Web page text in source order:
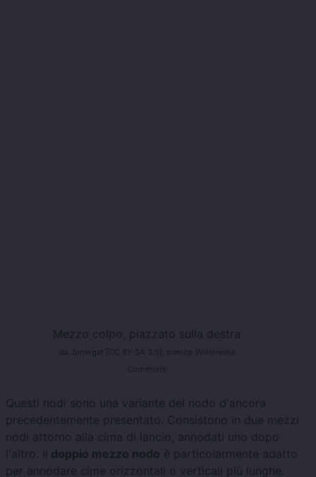
Mezzo colpo, piazzato sulla destra
da Jomegat [CC BY-SA 3.0], tramite Wikimedia
Commons
Questi nodi sono una variante del nodo d'ancora
precedentemente presentato. Consistono in due mezzi
nodi attorno alla cima di lancio, annodati uno dopo
l'altro. Il doppio mezzo nodo è particolarmente adatto
per annodare cime orizzontali o verticali più lunghe.